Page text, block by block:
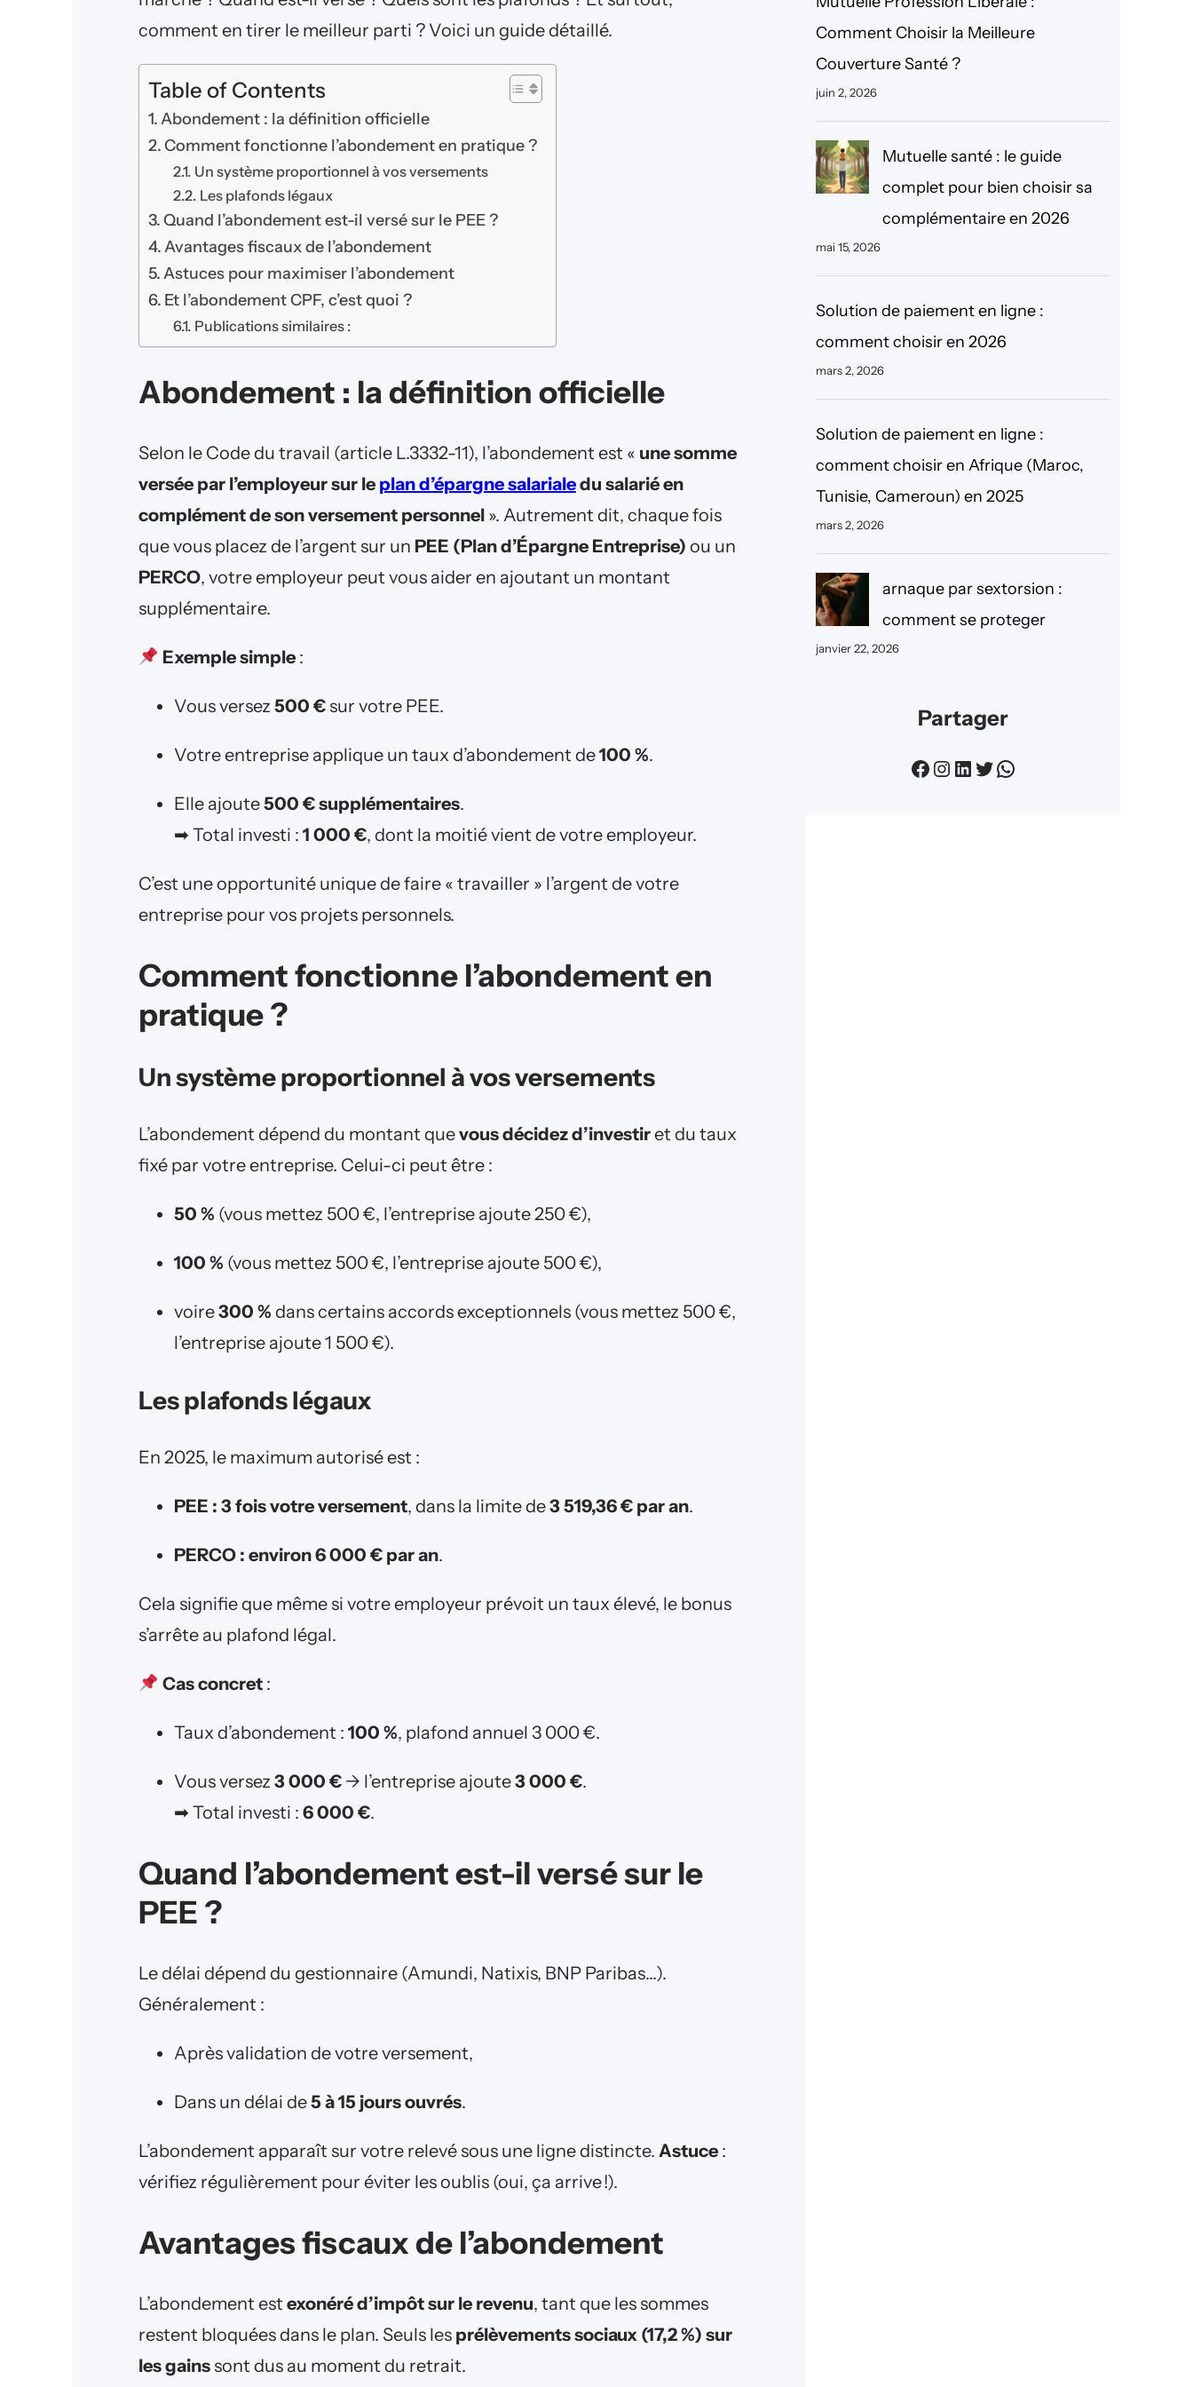
comment en tirer le meilleur parti ? Voici un guide détaillé.
Table of Contents
Abondement : la définition officielle
Comment fonctionne l’abondement en pratique ?
Un système proportionnel à vos versements
Les plafonds légaux
Quand l’abondement est-il versé sur le PEE ?
Avantages fiscaux de l’abondement
Astuces pour maximiser l’abondement
Et l’abondement CPF, c’est quoi ?
Publications similaires :
Abondement : la définition officielle
Selon le Code du travail (article L.3332-11), l’abondement est « une somme
versée par l’employeur sur le plan d’épargne salarialedu salarié en
complément de son versement personnel». Autrement dit, chaque fois
que vous placez de l’argent sur un PEE (Plan d’Épargne Entreprise) ou un
PERCO, votre employeur peut vous aider en ajoutant un montant
supplémentaire.
Exemple simple:
Vous versez 500 €sur votre PEE.
Votre entreprise applique un taux d’abondement de100 %.
Elle ajoute500 € supplémentaires.
➡ Total investi : 1 000 €, dont la moitié vient de votre employeur.
C’est une opportunité unique de faire « travailler » l’argent de votre
entreprise pour vos projets personnels.
Comment fonctionne l’abondement en
pratique ?
Un système proportionnel à vos versements
L’abondement dépend du montant quevous décidez d’investiret du taux
fixé par votre entreprise. Celui-ci peut être :
50 % (vous mettez 500 €, l’entreprise ajoute 250 €),
100 % (vous mettez 500 €, l’entreprise ajoute 500 €),
voire300 % dans certains accords exceptionnels (vous mettez 500 €,
l’entreprise ajoute 1 500 €).
Les plafonds légaux
En 2025, le maximum autorisé est :
PEE : 3 fois votre versement, dans la limite de3 519,36 € par an.
PERCO : environ 6 000 € par an.
Cela signifie que même si votre employeur prévoit un taux élevé, le bonus
s’arrête au plafond légal.
Cas concret:
Taux d’abondement : 100 %, plafond annuel 3 000 €.
Vous versez 3 000 €→ l’entreprise ajoute3 000 €.
➡ Total investi : 6 000 €.
Quand l’abondement est-il versé sur le
PEE ?
Le délai dépend du gestionnaire (Amundi, Natixis, BNP Paribas…).
Généralement :
Après validation de votre versement,
Dans un délai de5 à 15 jours ouvrés.
L’abondement apparaît sur votre relevé sous une ligne distincte. Astuce:
vérifiez régulièrement pour éviter les oublis (oui, ça arrive !).
Avantages fiscaux de l’abondement
L’abondement est exonéré d’impôt sur le revenu, tant que les sommes
restent bloquées dans le plan. Seuls les prélèvements sociaux (17,2 %) sur
les gainssont dus au moment du retrait.
r
c
h
e
r
Comment Choisir la Meilleure
Couverture Santé ?
juin 2, 2026
Mutuelle santé : le guide
complet pour bien choisir sa
complémentaire en 2026
mai 15, 2026
Solution de paiement en ligne :
comment choisir en 2026
mars 2, 2026
Solution de paiement en ligne :
comment choisir en Afrique (Maroc,
Tunisie, Cameroun) en 2025
mars 2, 2026
arnaque par sextorsion :
comment se proteger
janvier 22, 2026
Partager
Facebook Instagram LinkedIn Twitter WhatsApp